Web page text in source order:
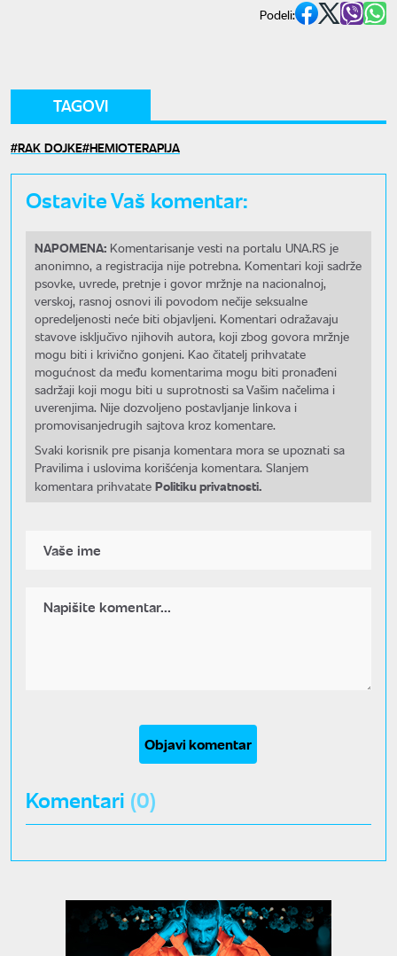
Podeli:
TAGOVI
RAK DOJKE HEMIOTERAPIJA
Ostavite Vaš komentar:
NAPOMENA: Komentarisanje vesti na portalu UNA.RS je
anonimno, a registracija nije potrebna. Komentari koji sadrže
psovke, uvrede, pretnje i govor mržnje na nacionalnoj,
verskoj, rasnoj osnovi ili povodom nečije seksualne
opredeljenosti neće biti objavljeni. Komentari odražavaju
stavove isključivo njihovih autora, koji zbog govora mržnje
mogu biti i krivično gonjeni. Kao čitatelj prihvatate
mogućnost da među komentarima mogu biti pronađeni
sadržaji koji mogu biti u suprotnosti sa Vašim načelima i
uverenjima. Nije dozvoljeno postavljanje linkova i
promovisanjedrugih sajtova kroz komentare.
Svaki korisnik pre pisanja komentara mora se upoznati sa
Pravilima i uslovima korišćenja komentara. Slanjem
komentara prihvatate Politiku privatnosti.
Objavi komentar
Komentari (0)